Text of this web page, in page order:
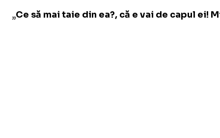
„Ce să mai taie din ea?, că e vai de capul ei!